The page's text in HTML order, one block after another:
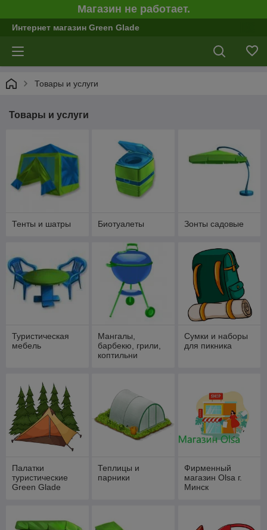
Магазин не работает.
Интернет магазин Green Glade
Товары и услуги
Товары и услуги
Тенты и шатры Биотуалеты Зонты садовые
Туристическая
мебель
Мангалы,
барбекю, грили,
коптильни
Сумки и наборы
для пикника
Палатки
туристические
Green Glade
Теплицы и
парники
Фирменный
магазин Olsa г.
Минск